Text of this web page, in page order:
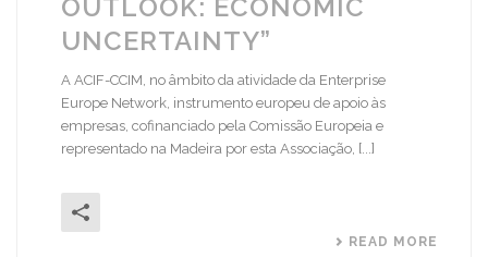
OUTLOOK: ECONOMIC
UNCERTAINTY”
A ACIF-CCIM, no âmbito da atividade da Enterprise
Europe Network, instrumento europeu de apoio às
empresas, cofinanciado pela Comissão Europeia e
representado na Madeira por esta Associação, [...]
READ MORE